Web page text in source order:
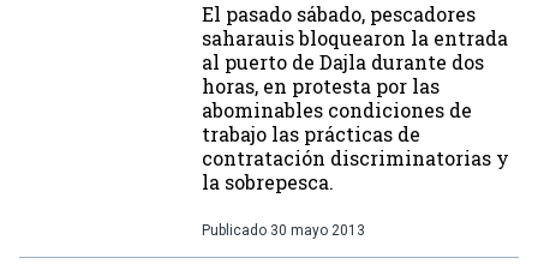
El pasado sábado, pescadores
saharauis bloquearon la entrada
al puerto de Dajla durante dos
horas, en protesta por las
abominables condiciones de
trabajo las prácticas de
contratación discriminatorias y
la sobrepesca.
Publicado 30 mayo 2013